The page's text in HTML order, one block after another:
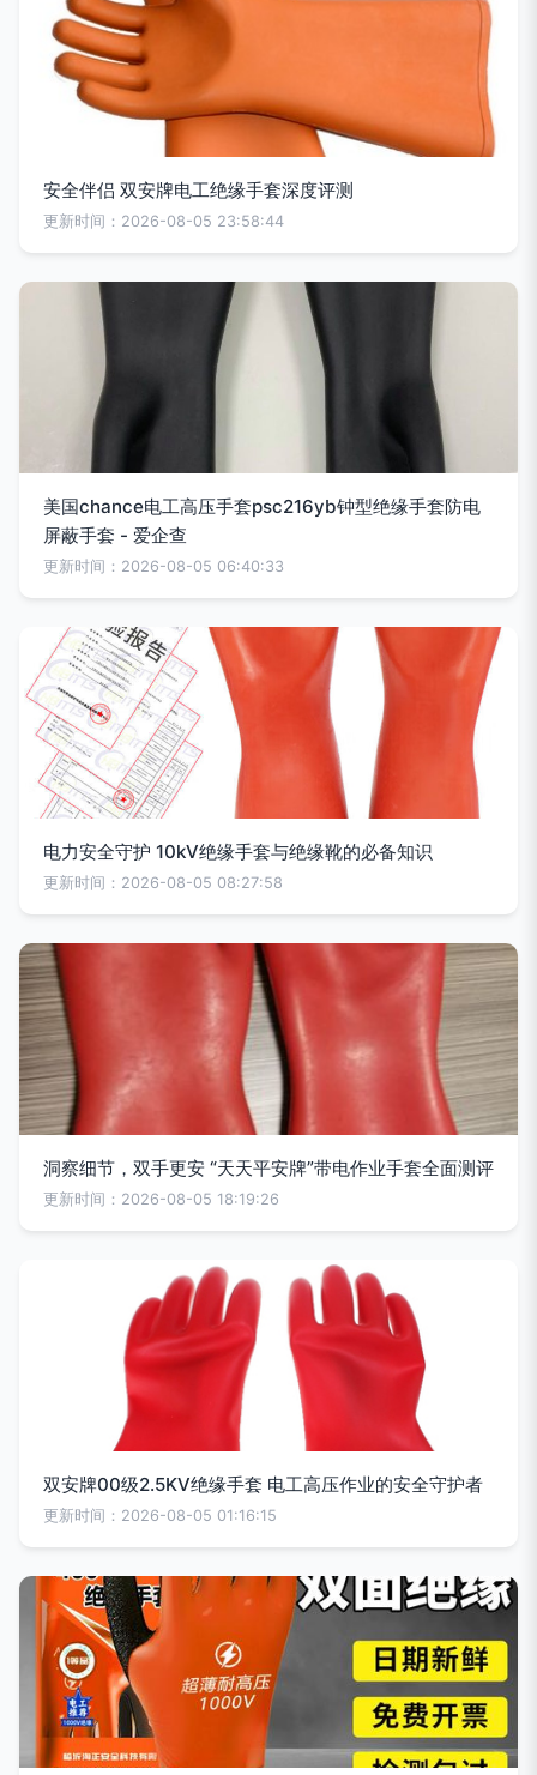
安全伴侣 双安牌电工绝缘手套深度评测
更新时间：2026-08-05 23:58:44
美国chance电工高压手套psc216yb钟型绝缘手套防电
屏蔽手套 - 爱企查
更新时间：2026-08-05 06:40:33
电力安全守护 10kV绝缘手套与绝缘靴的必备知识
更新时间：2026-08-05 08:27:58
洞察细节，双手更安 “天天平安牌”带电作业手套全面测评
更新时间：2026-08-05 18:19:26
双安牌00级2.5KV绝缘手套 电工高压作业的安全守护者
更新时间：2026-08-05 01:16:15